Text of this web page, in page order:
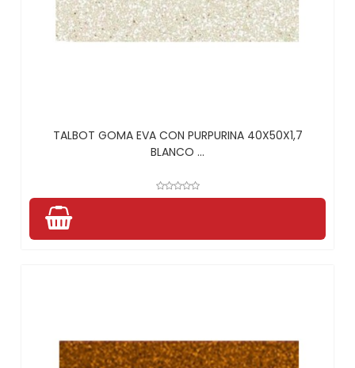
TALBOT GOMA EVA CON PURPURINA 40X50X1,7
BLANCO ...